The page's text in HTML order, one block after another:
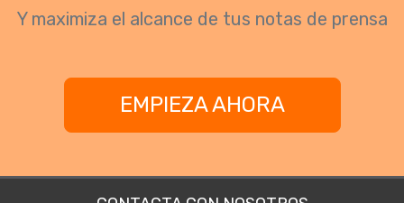
Y maximiza el alcance de tus notas de prensa
EMPIEZA AHORA